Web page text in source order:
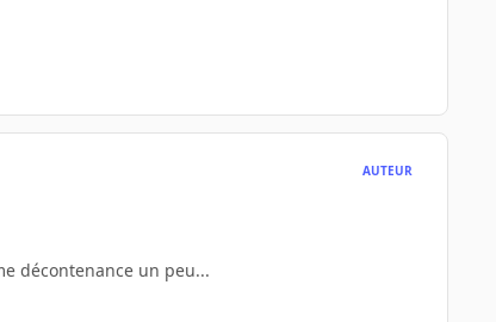
AUTEUR
décontenance un peu...